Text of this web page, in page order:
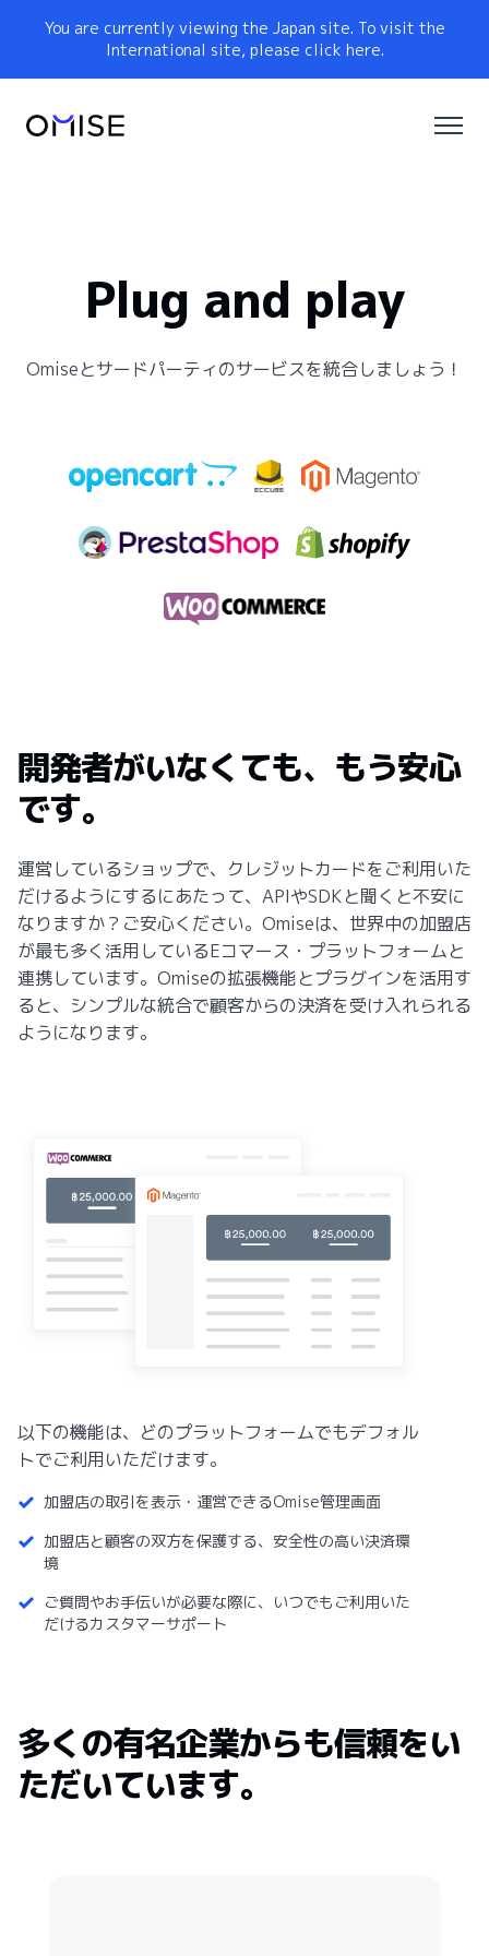
You are currently viewing the Japan site. To visit the
International site, please click here.
Plug and play
Omiseとサードパーティのサービスを統合しましょう！
開発者がいなくても、もう安心
です。
運営しているショップで、クレジットカードをご利用いた
だけるようにするにあたって、APIやSDKと聞くと不安に
なりますか？ご安心ください。Omiseは、世界中の加盟店
が最も多く活用しているEコマース・プラットフォームと
連携しています。Omiseの拡張機能とプラグインを活用す
ると、シンプルな統合で顧客からの決済を受け入れられる
ようになります。
以下の機能は、どのプラットフォームでもデフォル
トでご利用いただけます。
加盟店の取引を表示・運営できるOmise管理画面
加盟店と顧客の双方を保護する、安全性の高い決済環
境
ご質問やお手伝いが必要な際に、いつでもご利用いた
だけるカスタマーサポート
多くの有名企業からも信頼をい
ただいています。